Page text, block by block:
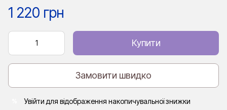
1 220 грн
Купити
Замовити швидко
Увійти для відображення накопичувальної знижки